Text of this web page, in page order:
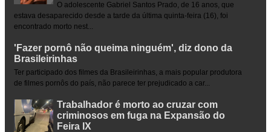
O adolescente Gabriel Santos Prado, de 16 anos, que
estava desaparecido desde a tarde da última quinta-feira (16), foi
encontrado morto nest...
'Fazer pornô não queima ninguém', diz dono da
Brasileirinhas
Ter participado dos filmes da Brasileirinhas, a mais popular produtora
de filmes pornôs do país, não parece ter prejudicado a car...
Trabalhador é morto ao cruzar com
criminosos em fuga na Expansão do
Feira IX